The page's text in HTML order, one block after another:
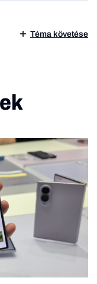
Téma követése